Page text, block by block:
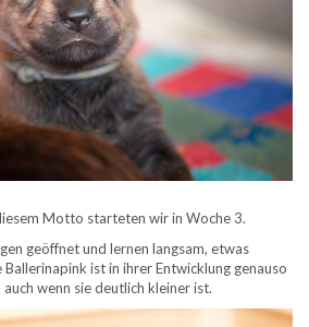
Motto starteten wir in Woche 3.
geöffnet und lernen langsam, etwas
ist in ihrer Entwicklung genauso
wenn sie deutlich kleiner ist.